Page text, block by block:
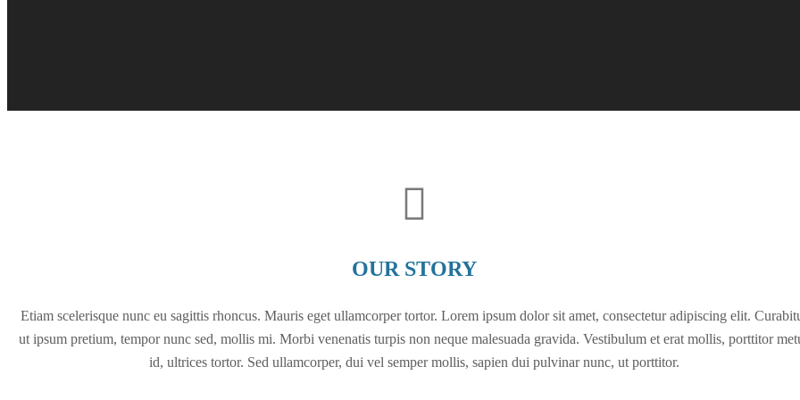
OUR STORY
Etiam scelerisque nunc eu sagittis rhoncus. Mauris eget ullamcorper tortor. Lorem ipsum dolor sit amet, consectetur adipiscing elit.
ut ipsum pretium, tempor nunc sed, mollis mi. Morbi venenatis turpis non neque malesuada gravida. Vestibulum et erat mollis, porttitor
id, ultrices tortor. Sed ullamcorper, dui vel semper mollis, sapien dui pulvinar nunc, ut porttitor.